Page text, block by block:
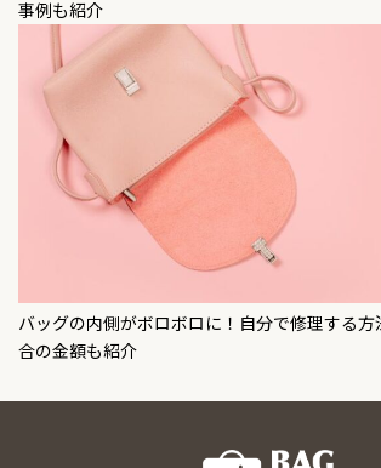
事例も紹介
バッグの内側がボロボロに！自分で修理する
合の金額も紹介